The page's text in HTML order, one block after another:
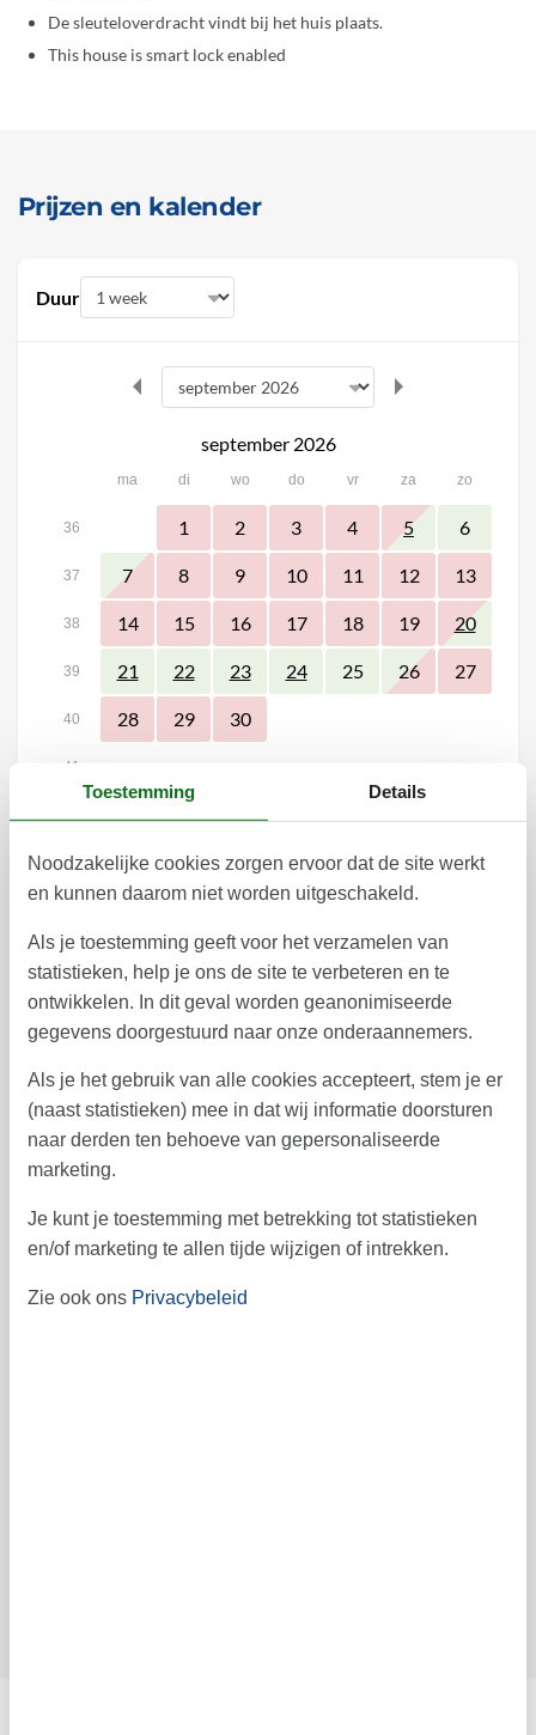
De sleuteloverdracht vindt bij het huis plaats.
This house is smart lock enabled
Prijzen en kalender
Duur
september 2026
ma di wo do vr za zo
36 1 2 3 4 5 6
37 7 8 9 10 11 12 13
38 14 15 16 17 18 19 20
39 21 22 23 24 25 26 27
40 28 29 30
41
40 1 2 3
41 5 6 7 8 9 10
42 12 13 14 15 16 17
43 19 20 21 22 23 24 25
44 26 27 28 29 30 31
Aankomst mogelijk
Prijs
Toestemming Details
Noodzakelijke cookies zorgen ervoor dat de site werkt
en kunnen daarom niet worden uitgeschakeld.
Als je toestemming geeft voor het verzamelen van
statistieken, help je ons de site te verbeteren en te
ontwikkelen. In dit geval worden geanonimiseerde
gegevens doorgestuurd naar onze onderaannemers.
Als je het gebruik van alle cookies accepteert, stem je er
(naast statistieken) mee in dat wij informatie doorsturen
naar derden ten behoeve van gepersonaliseerde
marketing.
Je kunt je toestemming met betrekking tot statistieken
en/of marketing te allen tijde wijzigen of intrekken.
Zie ook ons Privacybeleid